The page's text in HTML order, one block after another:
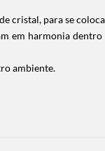
cristal, para se
em harmonia
ambiente.